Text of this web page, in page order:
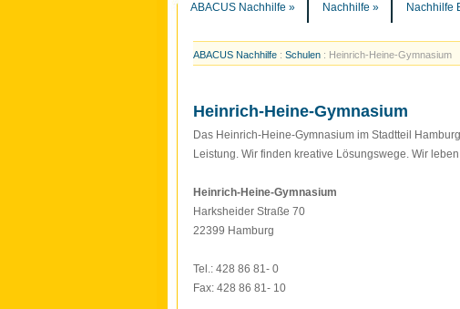
ABACUS Nachhilfe » Nachhilfe » Nachhilfe
ABACUS Nachhilfe : Schulen : Heinrich-Heine-Gymnasium
Heinrich-Heine-Gymnasium
Das Heinrich-Heine-Gymnasium im Stadtteil
Leistung. Wir finden kreative Lösungswege. Wir
Heinrich-Heine-Gymnasium
Harksheider Straße 70
22399 Hamburg
Tel.: 428 86 81- 0
Fax: 428 86 81- 10